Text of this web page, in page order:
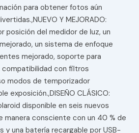
para obtener fotos aún
Y MEJORADO:
posición del medidor de luz, un
un sistema de enfoque
mejorado, soporte para
con filtros
modos de temporizador
exposición.,DISEÑO CLÁSICO:
disponible en seis nuevos
manera consciente con un 40 % de
y una batería recargable por USB-